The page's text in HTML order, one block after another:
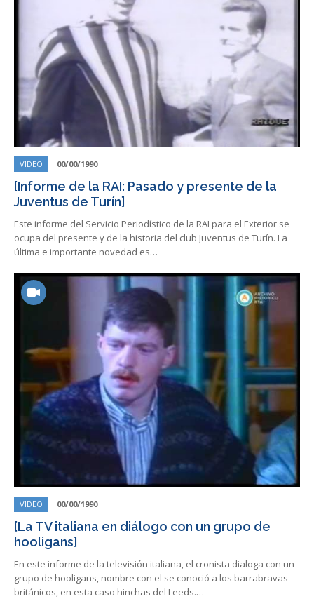
VIDEO 00/00/1990
[Informe de la RAI: Pasado y presente de la
Juventus de Turín]
Este informe del Servicio Periodístico de la RAI para el Exterior se
ocupa del presente y de la historia del club Juventus de Turín. La
última e importante novedad es…
VIDEO 00/00/1990
[La TV italiana en diálogo con un grupo de
hooligans]
En este informe de la televisión italiana, el cronista dialoga con un
grupo de hooligans, nombre con el se conoció a los barrabravas
británicos, en esta caso hinchas del Leeds.…